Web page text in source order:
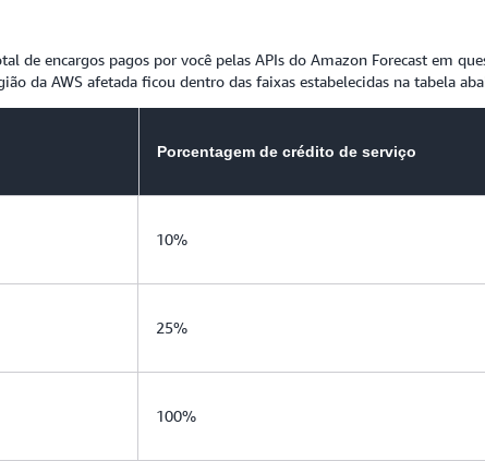
de encargos pagos por você pelas APIs do Amazon Forecast em
da AWS afetada ficou dentro das faixas estabelecidas na tabela
Porcentagem de crédito de serviço
10%
25%
100%